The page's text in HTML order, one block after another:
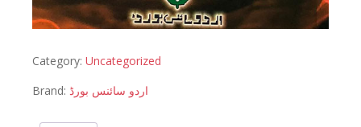
Category: Uncategorized
Brand: اردو سائنس بورڈ